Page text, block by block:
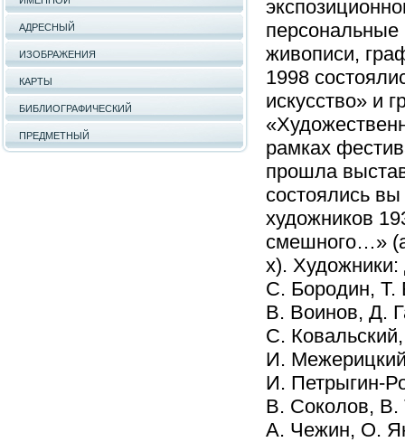
АДРЕСНЫЙ
ИЗОБРАЖЕНИЯ
КАРТЫ
БИБЛИОГРАФИЧЕСКИЙ
ПРЕДМЕТНЫЙ
персональные
живописи,
1998
искусство» и
рамках
прошла
состоялись
художников
смешного…»
х).
С. Бородин, Т.
В. Воинов, Д.
С.
И.
И. Петрыгин-
В. Соколов,
А. Чежин, О.